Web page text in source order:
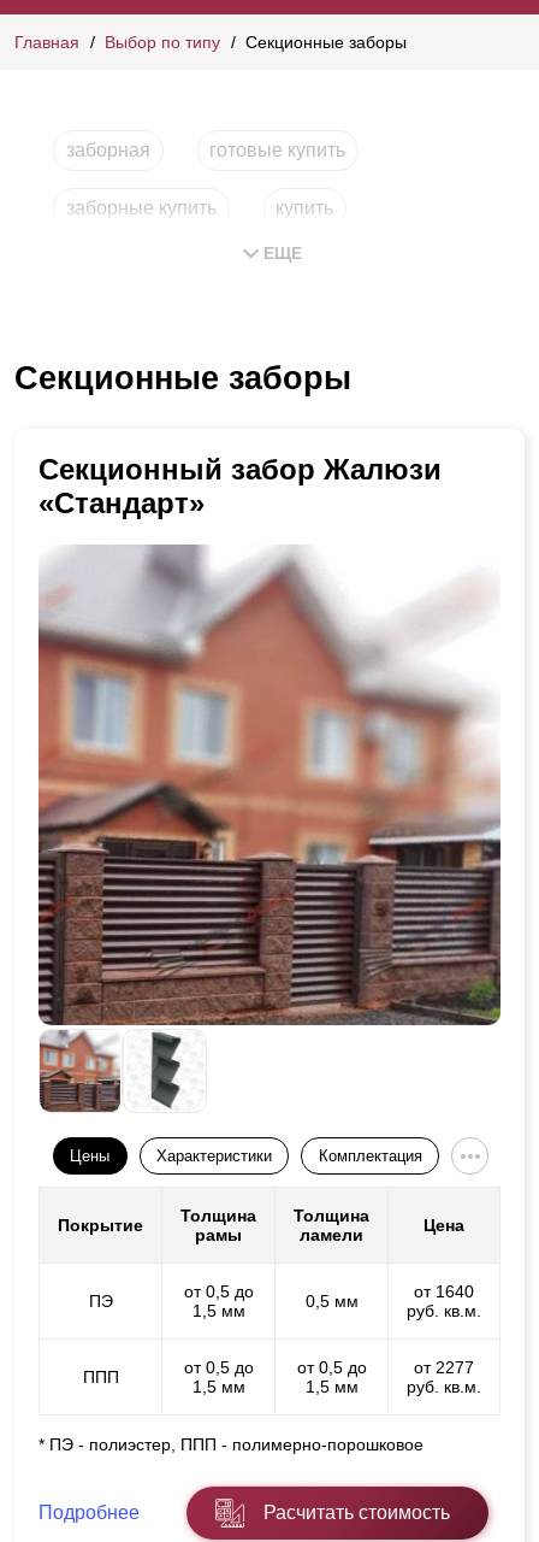
Главная Выбор по типу Секционные заборы
заборная готовые купить
заборные купить купить
сборный забор
ЕЩЕ
Секционные заборы
Секционный забор Жалюзи
«Стандарт»
Цены Характеристики Комплектация
Покрытие
Толщина
рамы
Толщина
ламели
Цена
ПЭ
от 0,5 до
1,5 мм
0,5 мм
от 1640
руб. кв.м.
ППП
от 0,5 до
1,5 мм
от 0,5 до
1,5 мм
от 2277
руб. кв.м.
* ПЭ - полиэстер, ППП - полимерно-порошковое
Подробнее Расчитать стоимость